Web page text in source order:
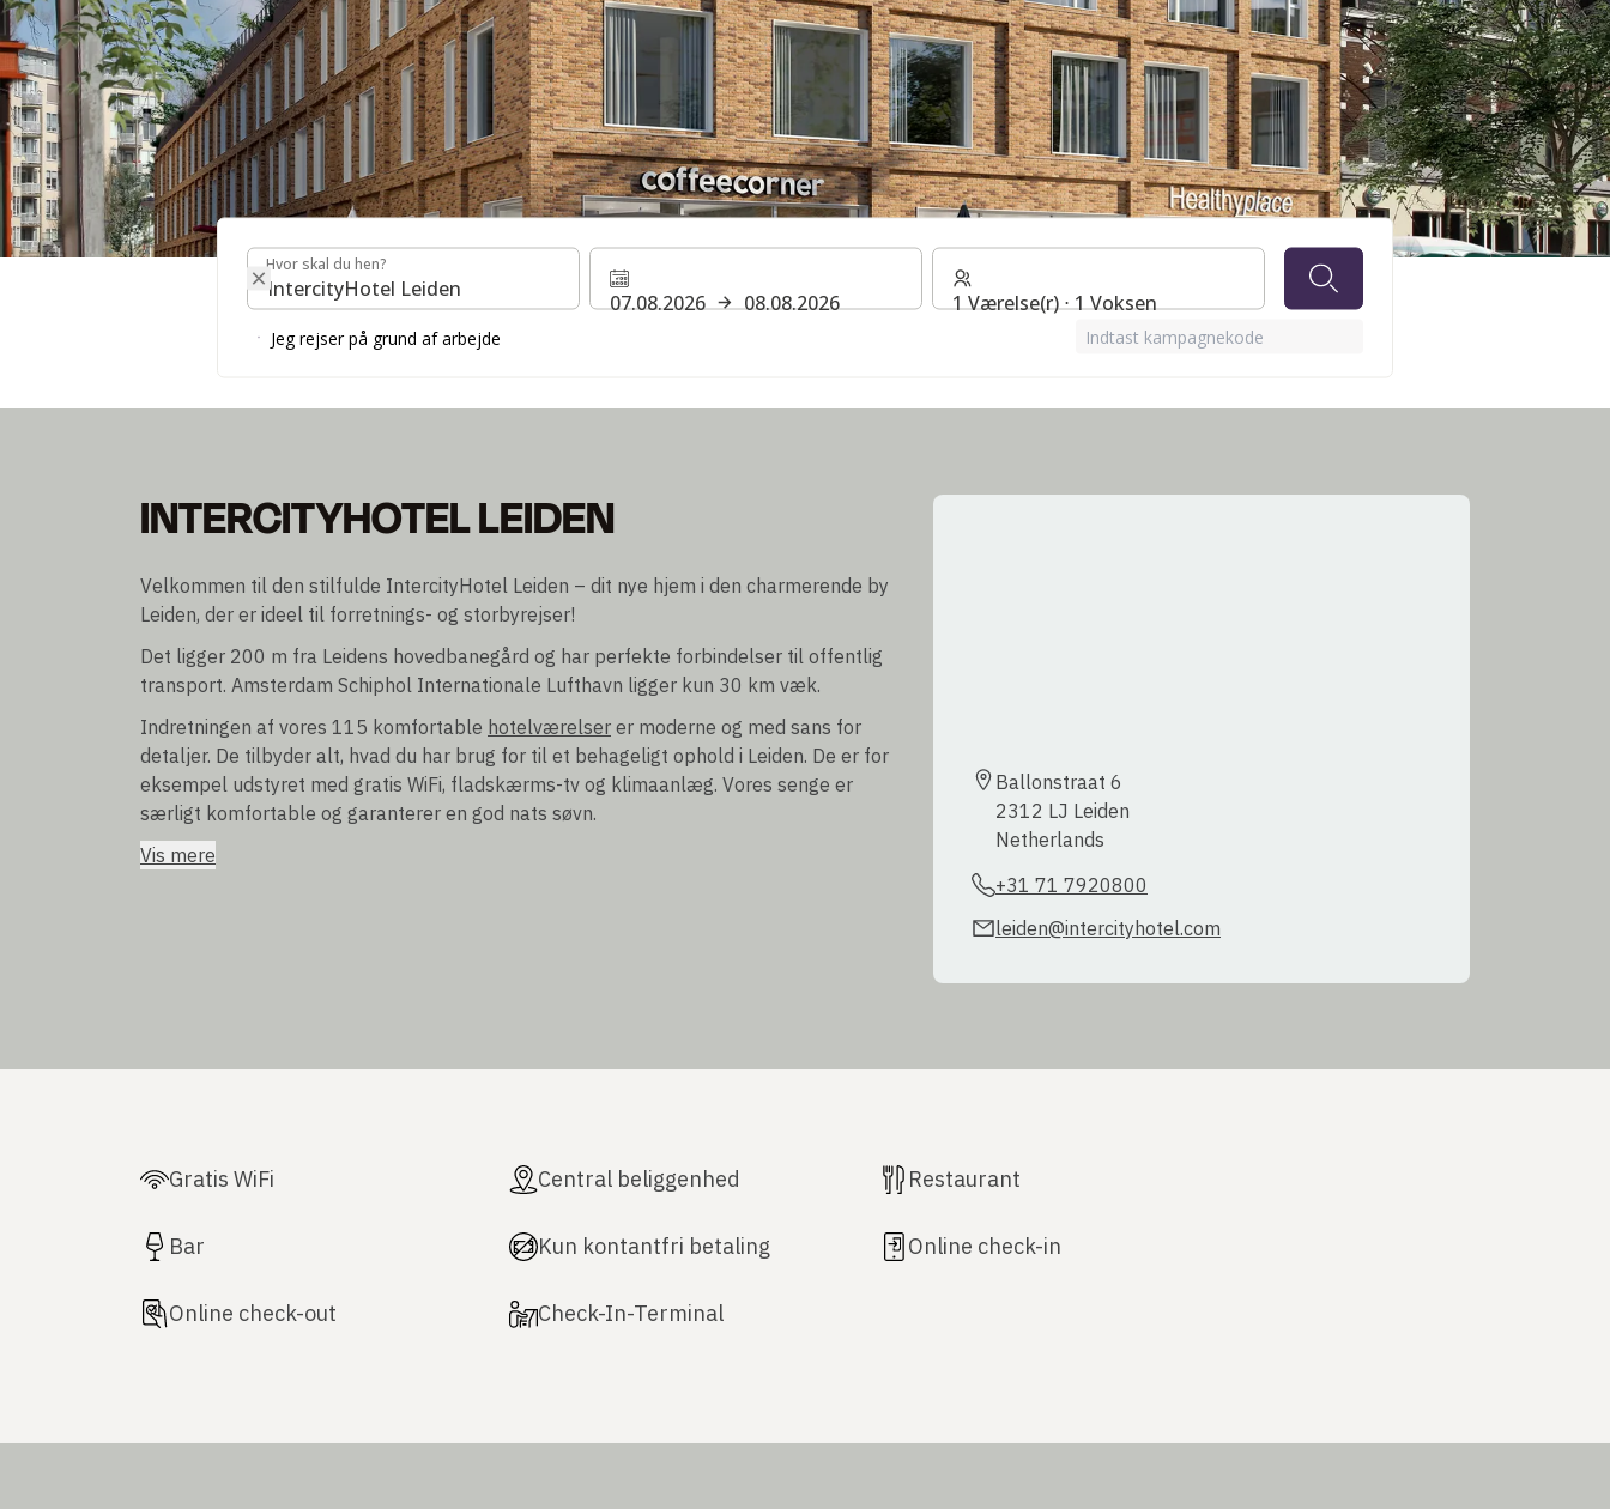
INTERCITYHOTEL LEIDEN
Hvor skal du hen?
Hvor skal du hen?
07.08.2026 08.08.2026 1 Værelse(r) ⋅ 1 Voksen
Jeg rejser på grund af arbejde Indtast kampagnekode
INTERCITYHOTEL LEIDEN
Velkommen til den stilfulde IntercityHotel Leiden – dit nye hjem i den charmerende by
Leiden, der er ideel til forretnings- og storbyrejser!
Det ligger 200 m fra Leidens hovedbanegård og har perfekte forbindelser til offentlig
transport. Amsterdam Schiphol Internationale Lufthavn ligger kun 30 km væk.
Indretningen af vores 115 komfortable hotelværelser er moderne og med sans for
detaljer. De tilbyder alt, hvad du har brug for til et behageligt ophold i Leiden. De er for
eksempel udstyret med gratis WiFi, fladskærms-tv og klimaanlæg. Vores senge er
særligt komfortable og garanterer en god nats søvn.
Vis mere
Ballonstraat 6
2312 LJ Leiden
Netherlands
+31 71 7920800
leiden@intercityhotel.com
Gratis WiFi Central beliggenhed Restaurant
Bar Kun kontantfri betaling Online check-in
Online check-out Check-In-Terminal